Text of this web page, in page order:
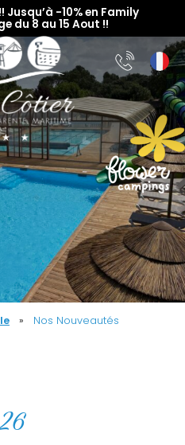
Jusqu’à -10% en Family
du 8 au 15 Aout !!
» Nos Nouveautés